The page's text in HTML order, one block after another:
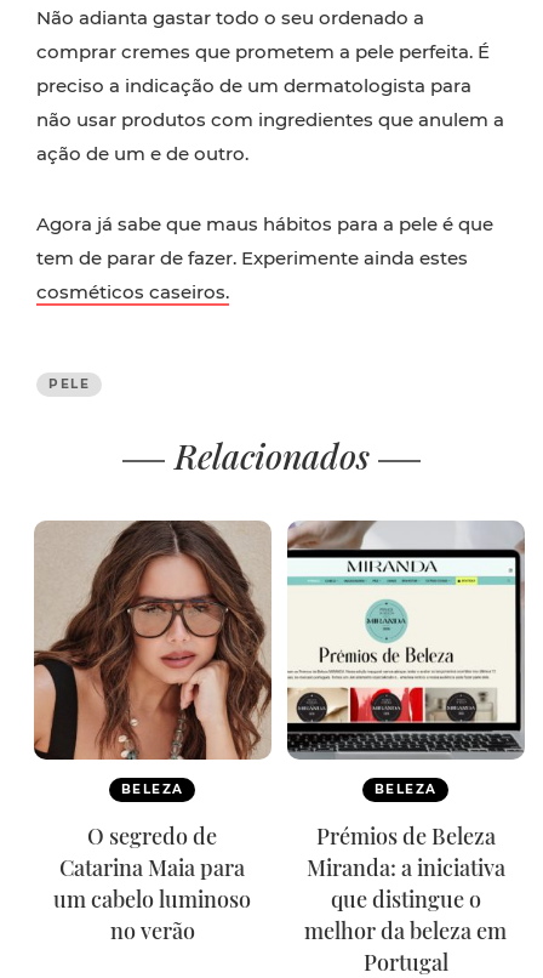
Não adianta gastar todo o seu ordenado a
comprar cremes que prometem a pele perfeita. É
preciso a indicação de um dermatologista para
não usar produtos com ingredientes que anulem a
ação de um e de outro.
Agora já sabe que maus hábitos para a pele é que
tem de parar de fazer. Experimente ainda estes
cosméticos caseiros.
PELE
Relacionados
BELEZA
O segredo de
Catarina Maia para
um cabelo luminoso
no verão
BELEZA
Prémios de Beleza
Miranda: a iniciativa
que distingue o
melhor da beleza em
Portugal